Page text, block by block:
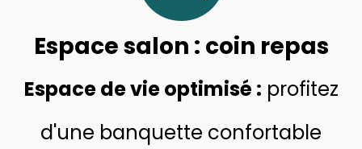
Espace salon : coin repas
Espace devieoptimisé : profitez
d'une banquette confortable